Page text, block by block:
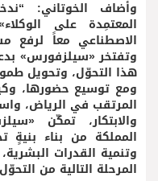
وأضاف الخوتاني:
المعتمِدة على
الاصطناعي معاً لرفع
وتفتخر «سيلزفورس»
هذا التحوّل، وتحويل طموح «رؤية 2030»
ومع توسيع حضورها،
المرتقب في الرياض،
والابتكار، تمكّن
المملكة من بناء بنيةٍ
وتنمية القدرات
المرحلة التالية من